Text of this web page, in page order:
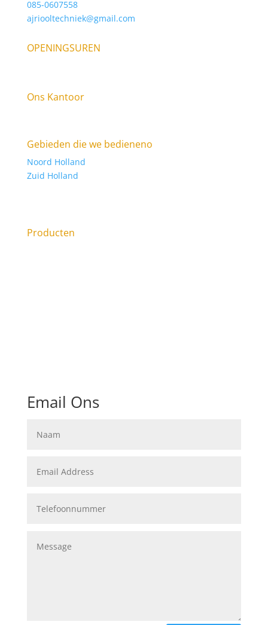
085-0607558
ajriooltechniek@gmail.com
OPENINGSUREN
Ons Kantoor
Gebieden die we bedieneno
Noord Holland
Zuid Holland
Producten
Email Ons